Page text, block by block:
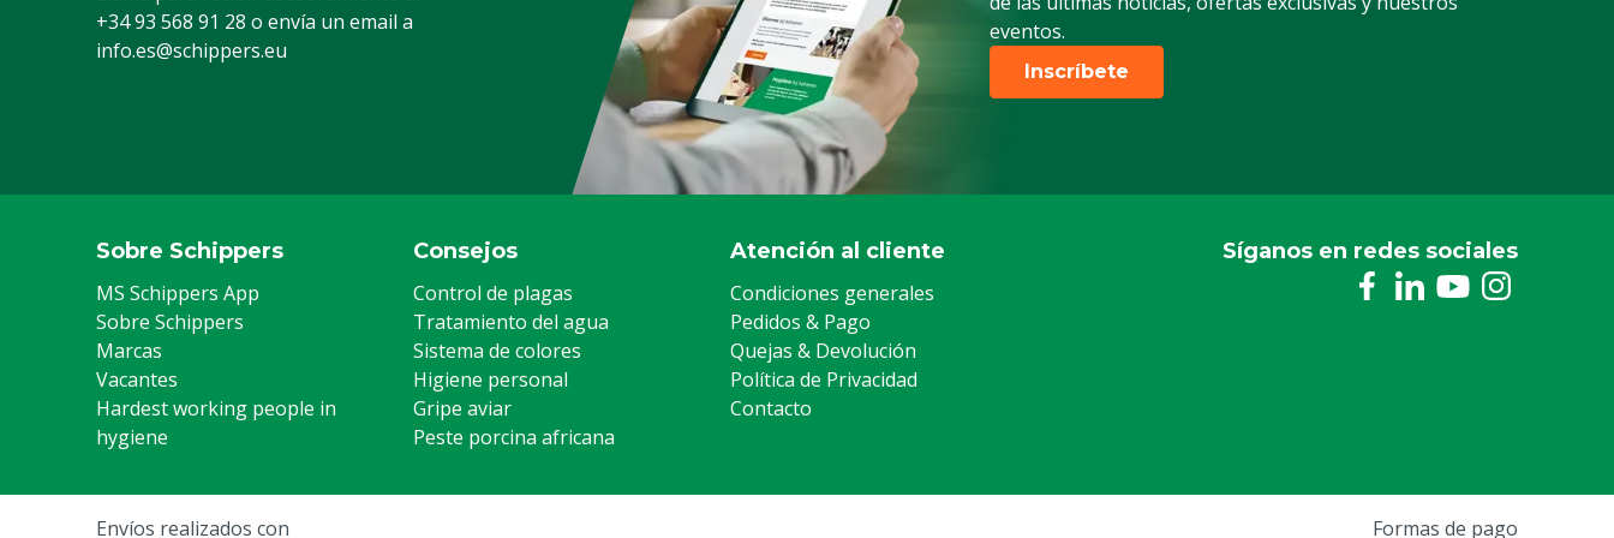
+34 93 568 91 28 o envía un email a
info.es@schippers.eu
eventos.
Inscríbete
Sobre Schippers
MS Schippers App
Sobre Schippers
Marcas
Vacantes
Hardest working people in
hygiene
Consejos
Control de plagas
Tratamiento del agua
Sistema de colores
Higiene personal
Gripe aviar
Peste porcina africana
Atención al cliente
Condiciones generales
Pedidos & Pago
Quejas & Devolución
Política de Privacidad
Contacto
Síganos en redes sociales
Envíos realizados con Formas de pago